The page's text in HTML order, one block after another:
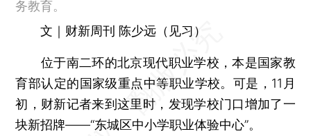
务教育。
文｜财新周刊 陈少远（见习）
位于南二环的北京现代职业学校，本是国家教
育部认定的国家级重点中等职业学校。可是，11月
初，财新记者来到这里时，发现学校门口增加了一
块新招牌——“东城区中小学职业体验中心”。